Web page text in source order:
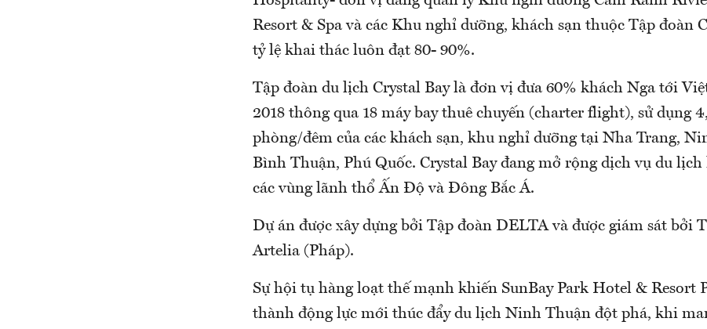
Resort & Spa và các Khu nghỉ dưỡng, khách sạn thuộc Tập đoàn
tỷ lệ khai thác luôn đạt 80- 90%.
Tập đoàn du lịch Crystal Bay là đơn vị đưa 60% khách Nga tới
2018 thông qua 18 máy bay thuê chuyến (charter flight), sử dụng
phòng/đêm của các khách sạn, khu nghỉ dưỡng tại Nha Trang,
Bình Thuận, Phú Quốc. Crystal Bay đang mở rộng dịch vụ du
các vùng lãnh thổ Ấn Độ và Đông Bắc Á.
Dự án được xây dựng bởi Tập đoàn DELTA và được giám sát bởi
Artelia (Pháp).
Sự hội tụ hàng loạt thế mạnh khiến SunBay Park Hotel & Resort
thành động lực mới thúc đẩy du lịch Ninh Thuận đột phá, khi